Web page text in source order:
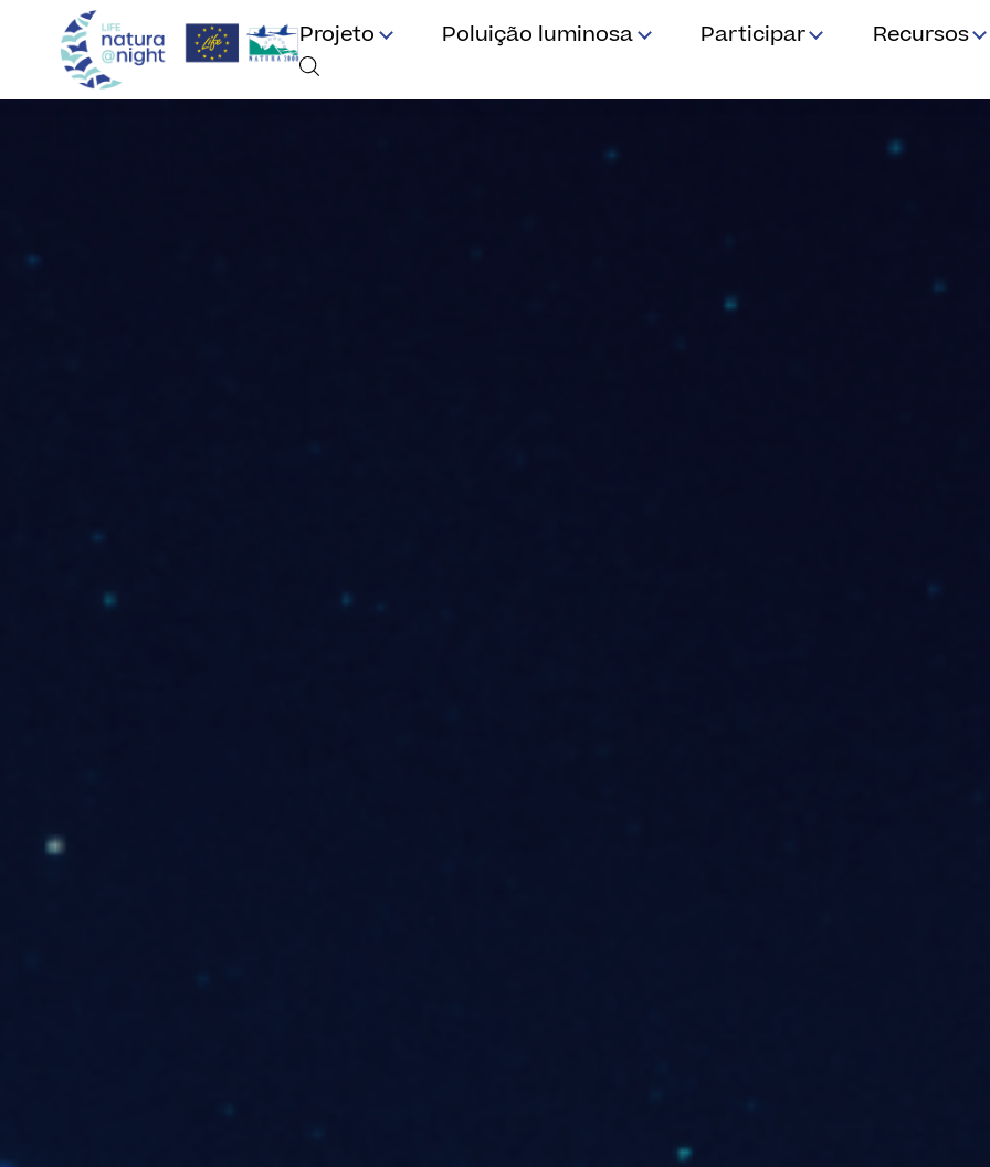
Projeto Poluição luminosa Participar Recursos